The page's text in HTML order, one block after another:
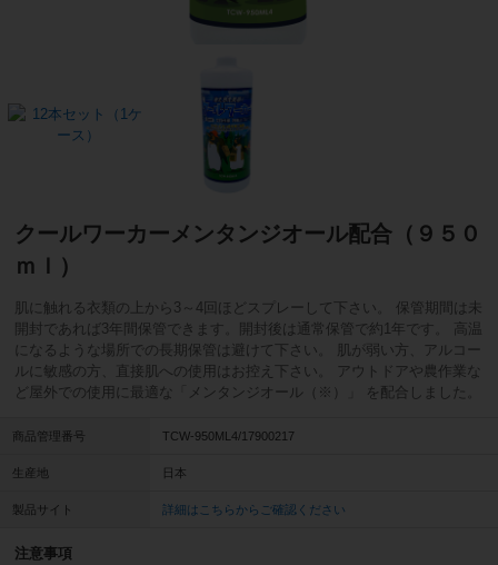
クールワーカーメンタンジオール配合（９５０
ｍｌ）
肌に触れる衣類の上から3～4回ほどスプレーして下さい。 保管期間は未
開封であれば3年間保管できます。開封後は通常保管で約1年です。 高温
になるような場所での長期保管は避けて下さい。 肌が弱い方、アルコー
ルに敏感の方、直接肌への使用はお控え下さい。 アウトドアや農作業な
ど屋外での使用に最適な「メンタンジオール（※）」 を配合しました。
商品管理番号 TCW-950ML4/17900217
生産地 日本
製品サイト 詳細はこちらからご確認ください
注意事項